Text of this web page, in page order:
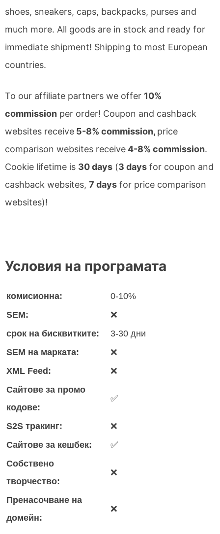
shoes, sneakers, caps, backpacks, purses and
much more. All goods are in stock and ready for
immediate shipment! Shipping to most European
countries.
To our affiliate partners we offer 10%
commission per order! Coupon and cashback
websites receive 5-8% commission, price
comparison websites receive4-8% commission.
Cookie lifetime is 30 days (3 days for coupon and
cashback websites, 7 days for price comparison
websites)!
Условия на програмата
комисионна:
0-10%
SEM:
❌
срок на бисквитките:
3-30 дни
SEM на марката:
❌
XML Feed:
❌
Сайтове за промо
кодове:
✅
S2S тракинг:
❌
Сайтове за кешбек:
✅
Собствено
творчество:
❌
Пренасочване на
домейн:
❌